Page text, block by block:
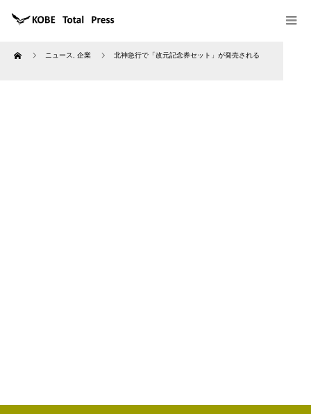
Home ニュース 企業 北神急行で「改元記念券セット」が発売される